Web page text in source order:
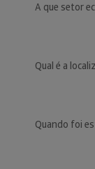
A que setor
Qual é a
Quando foi